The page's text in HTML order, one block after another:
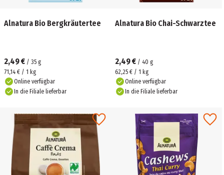
Alnatura Bio Bergkräutertee
2,49 € / 35 g
71,14 € / 1 kg
Online verfügbar
In die Filiale lieferbar
Alnatura Bio Chai-Schwarztee
2,49 € / 40 g
62,25 € / 1 kg
Online verfügbar
In die Filiale lieferbar